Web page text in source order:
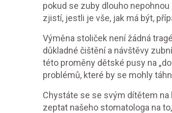
pokud se zuby dlouho
zjistí, jestli je vše, jak má být,
Výměna stoliček není žádná
důkladné čištění a návštěvy
této proměny dětské pusy na
problémů, které by se mohly
Chystáte se se svým dítětem na
zeptat našeho stomatologa na